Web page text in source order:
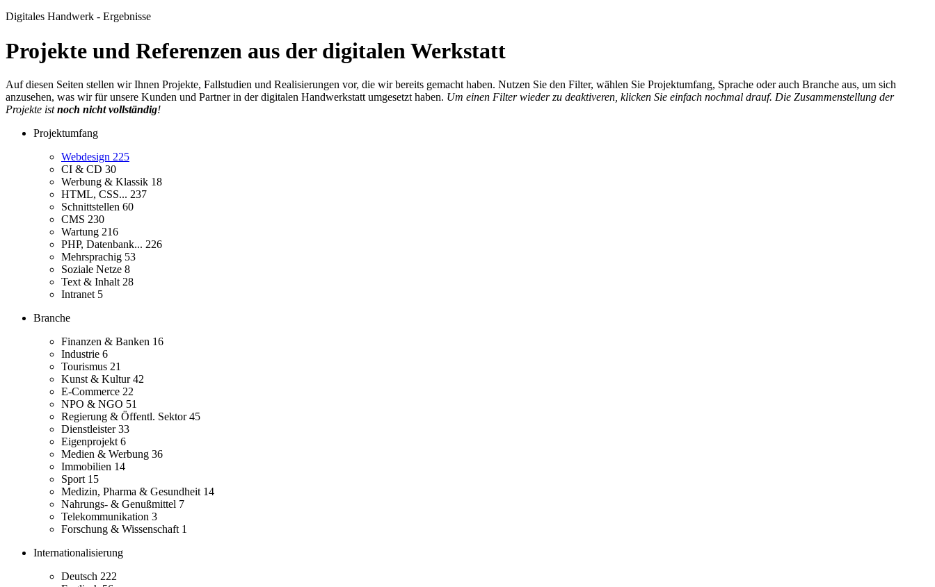
Digitales Handwerk - Ergebnisse
Projekte und Referenzen aus der digitalen Werkstatt
Auf diesen Seiten stellen wir Ihnen Projekte, Fallstudien und Realisierungen vor, die wir bereits gemacht haben. Nutzen Sie den Filter, wählen Sie Projektumfang, Sprache oder auch Branche aus, um sich
anzusehen, was wir für unsere Kunden und Partner in der digitalen Handwerkstatt umgesetzt haben. Um einen Filter wieder zu deaktiveren, klicken Sie einfach nochmal drauf. Die Zusammenstellung der
Projekte istnoch nicht vollständig!
Projektumfang
Webdesign 225
CI & CD 30
Werbung & Klassik 18
HTML, CSS... 237
Schnittstellen 60
CMS 230
Wartung 216
PHP, Datenbank... 226
Mehrsprachig 53
Soziale Netze 8
Text & Inhalt 28
Intranet 5
Branche
Finanzen & Banken 16
Industrie 6
Tourismus 21
Kunst & Kultur42
E-Commerce 22
NPO & NGO 51
Regierung & Öffentl. Sektor45
Dienstleister33
Eigenprojekt 6
Medien & Werbung 36
Immobilien 14
Sport 15
Medizin, Pharma & Gesundheit 14
Nahrungs- & Genußmittel 7
Telekommunikation 3
Forschung & Wissenschaft 1
Internationalisierung
Deutsch 222